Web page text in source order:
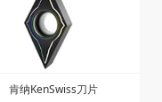
肯纳KenSwiss刀片